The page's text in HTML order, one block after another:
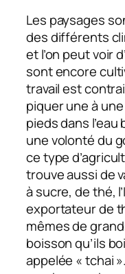
Les paysages
des différents
et l’on peut voir
sont encore
travail est
piquer une à
pieds dans
une volonté du
ce type
trouve aussi de
à sucre, de thé,
exportateur de
mêmes de
boisson qu’ils
appelée « tchai